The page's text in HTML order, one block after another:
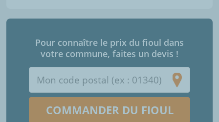
Pour connaître le prix du fioul dans
votre commune, faites un devis !
COMMANDER DU FIOUL